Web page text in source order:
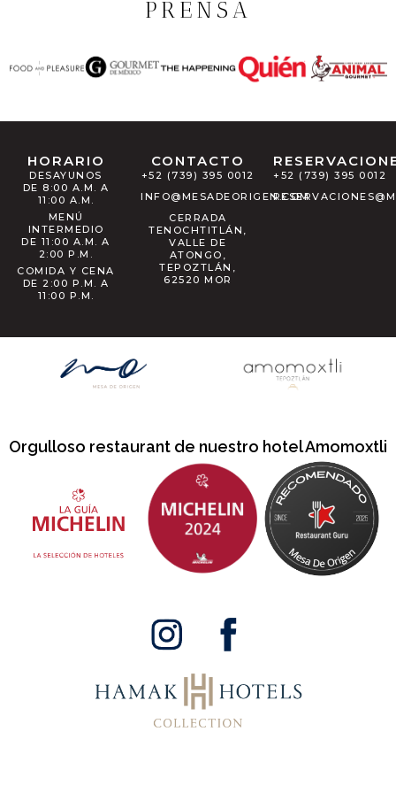
PRENSA
HORARIO
DESAYUNOS
DE 8:00 A.M. A
11:00 A.M.
MENÚ
INTERMEDIO
DE 11:00 A.M. A
2:00 P.M.
COMIDA Y CENA
DE 2:00 P.M. A
11:00 P.M.
CONTACTO
+52 (739) 395 0012
INFO@MESADEORIGEN.COM
CERRADA
TENOCHTITLÁN,
VALLE DE
ATONGO,
TEPOZTLÁN,
62520 MOR
+52 (739) 395 0012
Orgulloso restaurant de nuestro hotel Amomoxtli